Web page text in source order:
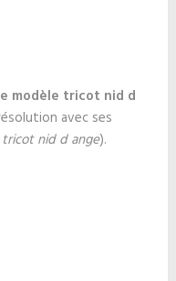
modèle tricot nid d
avec ses
nid d ange).